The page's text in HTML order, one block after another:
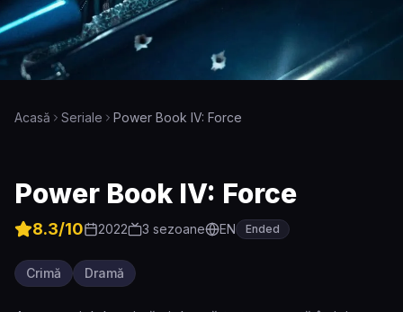
Acasă Seriale Power Book IV: Force
Power Book IV: Force
8.3/10 2022 3 sezoane EN Ended
Crimă Dramă